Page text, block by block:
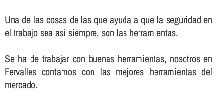
Una de las cosas de las que ayuda a que la seguridad en
el trabajo sea así­ siempre, son las herramientas.
Se ha de trabajar con buenas herramientas, nosotros en
Fervalles contamos con las mejores herramientas del
mercado.